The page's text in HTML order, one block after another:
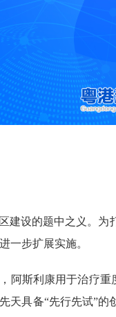
设的题中之义。为
一步扩展实施。
斯利康用于治疗重
天具备“先行先试”